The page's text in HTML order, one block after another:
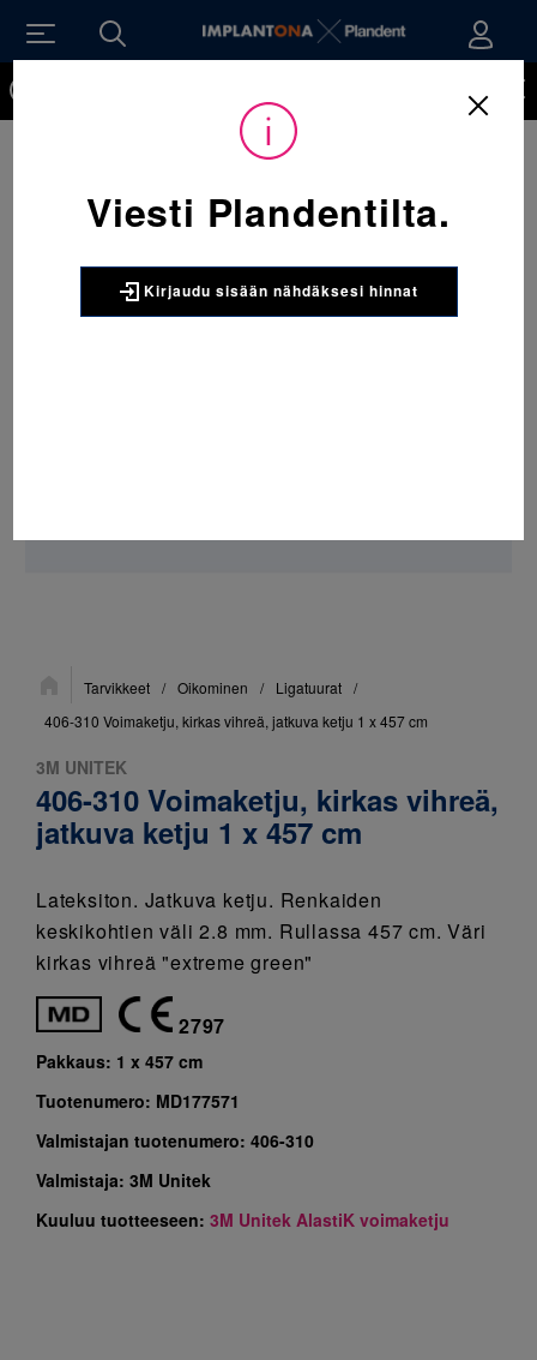
Sijainti:Tarvikkeet / Oikominen / Ligatuurat /
406-310 Voimaketju, kirkas vihreä, jatkuva ketju 1 x 457 cm
3M UNITEK
406-310 Voimaketju, kirkas vihreä,
jatkuva ketju 1 x 457 cm
Lateksiton. Jatkuva ketju. Renkaiden
keskikohtien väli 2.8 mm. Rullassa 457 cm. Väri
kirkas vihreä "extreme green"
2797
Pakkaus: 1 x 457 cm
Tuotenumero: MD177571
Valmistajan tuotenumero: 406-310
Valmistaja: 3M Unitek
Kuuluu tuotteeseen: 3M Unitek AlastiK voimaketju
Viesti Plandentilta.
Kirjaudu sisään nähdäksesi hinnat